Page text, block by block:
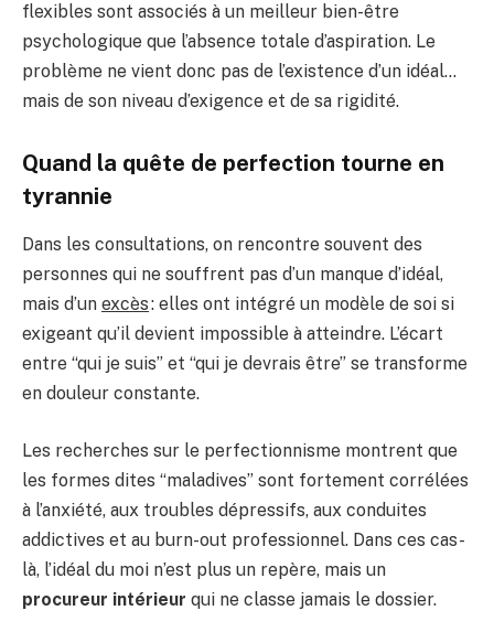
flexibles sont associés à un meilleur bien-être
psychologique que l’absence totale d’aspiration. Le
problème ne vient donc pas de l’existence d’un idéal…
mais de son niveau d’exigence et de sa rigidité.
Quand la quête de perfection tourne en
tyrannie
Dans les consultations, on rencontre souvent des
personnes qui ne souffrent pas d’un manque d’idéal,
mais d’un excès: elles ont intégré un modèle de soi si
exigeant qu’il devient impossible à atteindre. L’écart
entre “qui je suis” et “qui je devrais être” se transforme
en douleur constante.
Les recherches sur le perfectionnisme montrent que
les formes dites “maladives” sont fortement corrélées
à l’anxiété, aux troubles dépressifs, aux conduites
addictives et au burn-out professionnel. Dans ces cas-
là, l’idéal du moi n’est plus un repère, mais un
procureur intérieur qui ne classe jamais le dossier.